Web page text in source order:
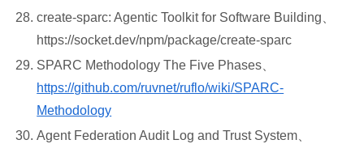
create-sparc: Agentic Toolkit for Software Building、
https://socket.dev/npm/package/create-sparc
SPARC Methodology The Five Phases、
https://github.com/ruvnet/ruflo/wiki/SPARC-
Methodology
Agent Federation Audit Log and Trust System、